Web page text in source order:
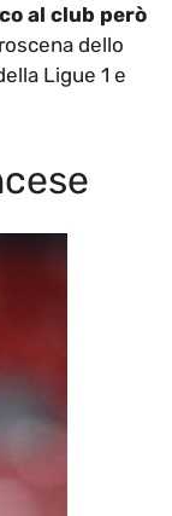
al club però
dello
Ligue 1 e